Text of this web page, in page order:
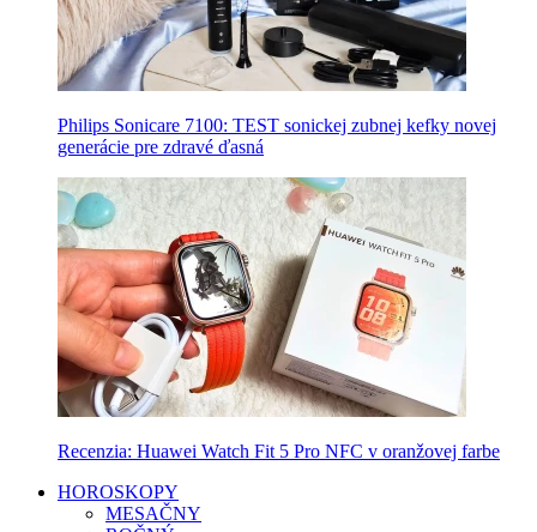
Philips Sonicare 7100: TEST sonickej zubnej kefky novej
generácie pre zdravé ďasná
Recenzia: Huawei Watch Fit 5 Pro NFC v oranžovej farbe
HOROSKOPY
MESAČNY